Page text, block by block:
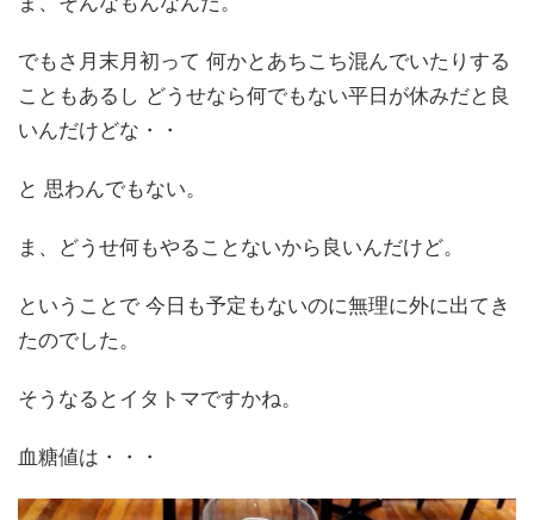
でもさ月末月初って 何かとあちこち混んでいたりする
こともあるし どうせなら何でもない平日が休みだと良
いんだけどな・・
と 思わんでもない。
ま、どうせ何もやることないから良いんだけど。
ということで 今日も予定もないのに無理に外に出てき
たのでした。
そうなるとイタトマですかね。
血糖値は・・・